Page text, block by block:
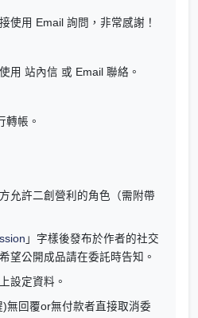
使用 Email 詢問，非常感謝！
用 站內信 或 Email 聯絡。
轉帳。
允許二創營利的角色（需附帶
」字樣後發布於作者的社交
望公開成品請在委託時告知。
設定資料。
無回覆or無付款者直接取消委